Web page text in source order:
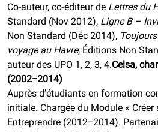
Co-auteur, co-éditeur de Lettres du
Standard (Nov 2012), Ligne B –
Non Standard (Déc 2014),
voyage au Havre, Éditions Non
auteur des UPO 1, 2, 3, 4.Celsa,
(2002−2014)
Auprès d’étudiants en formation
initiale. Chargée du Module «
Entreprendre (2012−2014).